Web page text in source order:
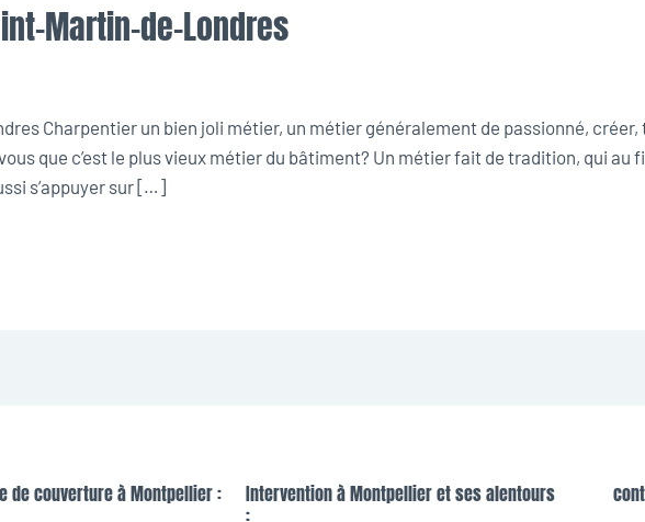
Martin-de-Londres
Charpentier un bien joli métier, un métier généralement de passionné,
que c’est le plus vieux métier du bâtiment? Un métier fait de tradition, qui au
s’appuyer sur […]
de couverture à Montpellier :
Intervention à Montpellier et ses alentours
: